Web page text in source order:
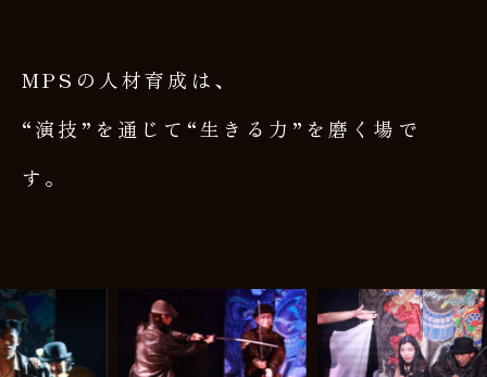
MPSの人材育成は、
“演技”を通じて“生きる力”を磨く場で
す。